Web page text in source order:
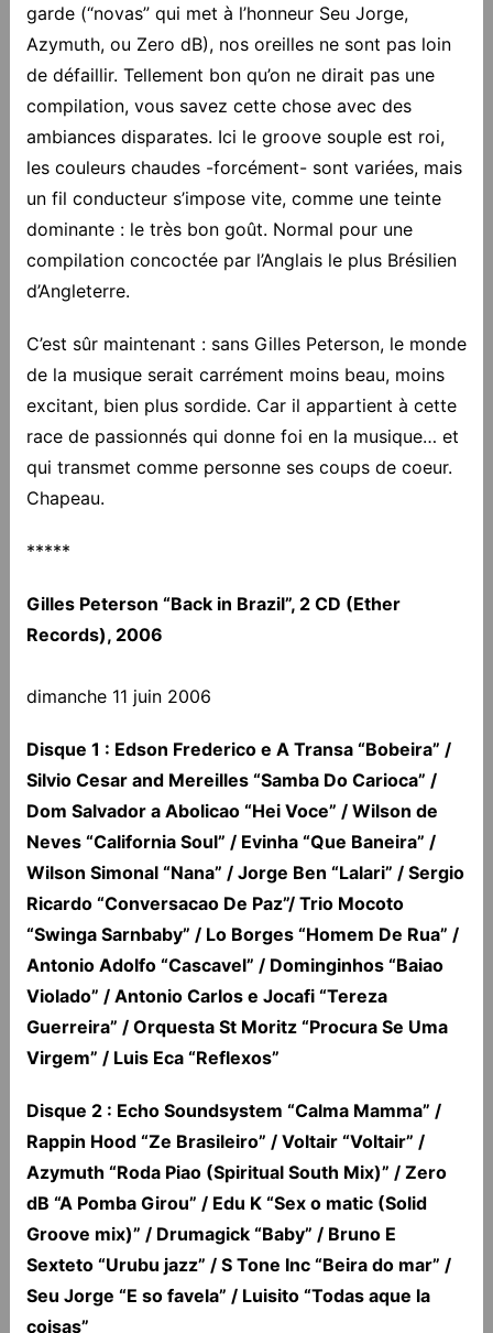
garde (“novas” qui met à l’honneur Seu Jorge,
Azymuth, ou Zero dB), nos oreilles ne sont pas loin
de défaillir. Tellement bon qu’on ne dirait pas une
compilation, vous savez cette chose avec des
ambiances disparates. Ici le groove souple est roi,
les couleurs chaudes -forcément- sont variées, mais
un fil conducteur s’impose vite, comme une teinte
dominante : le très bon goût. Normal pour une
compilation concoctée par l’Anglais le plus Brésilien
d’Angleterre.
C’est sûr maintenant : sans Gilles Peterson, le monde
de la musique serait carrément moins beau, moins
excitant, bien plus sordide. Car il appartient à cette
race de passionnés qui donne foi en la musique… et
qui transmet comme personne ses coups de coeur.
Chapeau.
*****
Gilles Peterson “Back in Brazil”, 2 CD (Ether
Records), 2006
dimanche 11 juin 2006
Disque 1 : Edson Frederico e A Transa “Bobeira” /
Silvio Cesar and Mereilles “Samba Do Carioca” /
Dom Salvador a Abolicao “Hei Voce” / Wilson de
Neves “California Soul” / Evinha “Que Baneira” /
Wilson Simonal “Nana” / Jorge Ben “Lalari” / Sergio
Ricardo “Conversacao De Paz”/ Trio Mocoto
“Swinga Sarnbaby” / Lo Borges “Homem De Rua” /
Antonio Adolfo “Cascavel” / Dominginhos “Baiao
Violado” / Antonio Carlos e Jocafi “Tereza
Guerreira” / Orquesta St Moritz “Procura Se Uma
Virgem” / Luis Eca “Reflexos”
Disque 2 : Echo Soundsystem “Calma Mamma” /
Rappin Hood “Ze Brasileiro” / Voltair “Voltair” /
Azymuth “Roda Piao (Spiritual South Mix)” / Zero
dB “A Pomba Girou” / Edu K “Sex o matic (Solid
Groove mix)” / Drumagick “Baby” / Bruno E
Sexteto “Urubu jazz” / S Tone Inc “Beira do mar” /
Seu Jorge “E so favela” / Luisito “Todas aque la
coisas”